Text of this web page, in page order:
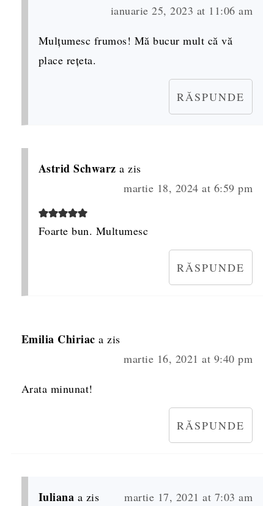
ianuarie 25, 2023 at 11:06 am
Mulțumesc frumos! Mă bucur mult că vă
place rețeta.
RĂSPUNDE
Astrid Schwarz a zis
martie 18, 2024 at 6:59 pm
Foarte bun. Multumesc
RĂSPUNDE
Emilia Chiriac a zis
martie 16, 2021 at 9:40 pm
Arata minunat!
RĂSPUNDE
Iuliana a zis martie 17, 2021 at 7:03 am